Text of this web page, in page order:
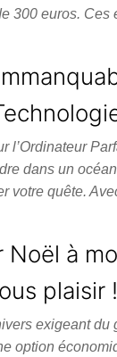
300 euros.
l’Ordinateur
dans un
votre quête.
Noël à
plaisir !
exigeant du
option